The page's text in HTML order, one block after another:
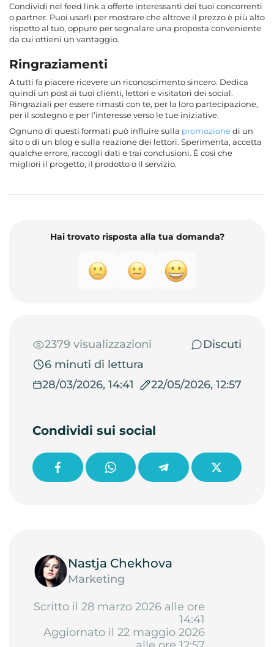
Condividi nel feed link a offerte interessanti dei tuoi concorrenti
o partner. Puoi usarli per mostrare che altrove il prezzo è più alto
rispetto al tuo, oppure per segnalare una proposta conveniente
da cui ottieni un vantaggio.
Ringraziamenti
A tutti fa piacere ricevere un riconoscimento sincero. Dedica
quindi un post ai tuoi clienti, lettori e visitatori dei social.
Ringraziali per essere rimasti con te, per la loro partecipazione,
per il sostegno e per l’interesse verso le tue iniziative.
Ognuno di questi formati può influire sulla promozionedi un
sito o di un blog e sulla reazione dei lettori. Sperimenta, accetta
qualche errore, raccogli dati e trai conclusioni. È così che
migliori il progetto, il prodotto o il servizio.
Hai trovato risposta alla tua domanda?
2379 visualizzazioni
Discuti
6 minuti di lettura
28/03/2026, 14:41
22/05/2026, 12:57
Condividi sui social
Nastja Chekhova
Marketing
Scritto il 28 marzo 2026 alle ore
14:41
Aggiornato il 22 maggio 2026